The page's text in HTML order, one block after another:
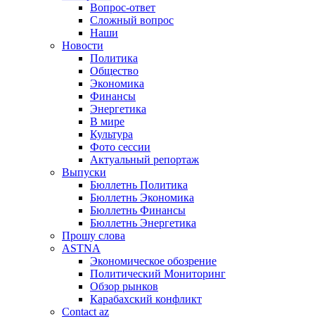
Вопрос-ответ
Сложный вопрос
Наши
Новости
Политика
Общество
Экономика
Финансы
Энергетика
В мире
Культура
Фото сессии
Актуальный репортаж
Выпуски
Бюллетнь Политика
Бюллетнь Экономика
Бюллетнь Финансы
Бюллетнь Энергетика
Прошу слова
ASTNA
Экономическое обозрение
Политический Мониторинг
Обзор рынков
Карабахский конфликт
Contact az